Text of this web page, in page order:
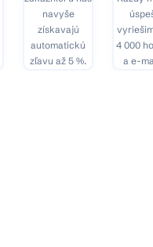
navyše
získavajú
automatickú
zľavu až 5 %.
4 000
a e-